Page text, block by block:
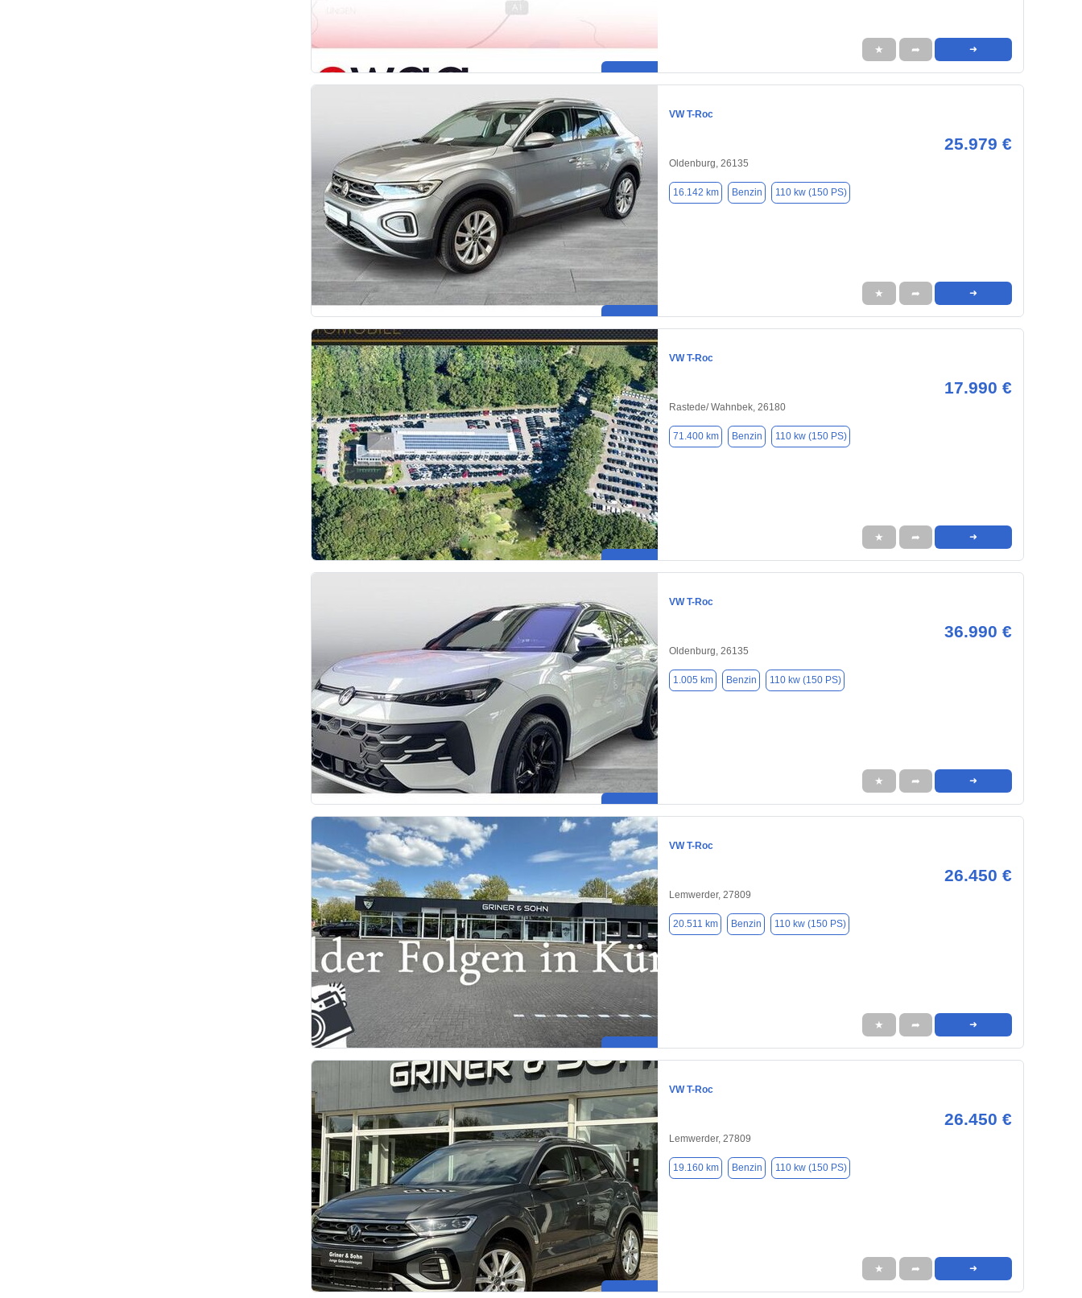
★ ➦ ➜
VW T-Roc
25.979 €
Oldenburg, 26135
16.142 km Benzin 110 kw (150 PS)
★ ➦ ➜
VW T-Roc
17.990 €
Rastede/ Wahnbek, 26180
71.400 km Benzin 110 kw (150 PS)
★ ➦ ➜
VW T-Roc
36.990 €
Oldenburg, 26135
1.005 km Benzin 110 kw (150 PS)
★ ➦ ➜
VW T-Roc
26.450 €
Lemwerder, 27809
20.511 km Benzin 110 kw (150 PS)
★ ➦ ➜
VW T-Roc
26.450 €
Lemwerder, 27809
19.160 km Benzin 110 kw (150 PS)
★ ➦ ➜